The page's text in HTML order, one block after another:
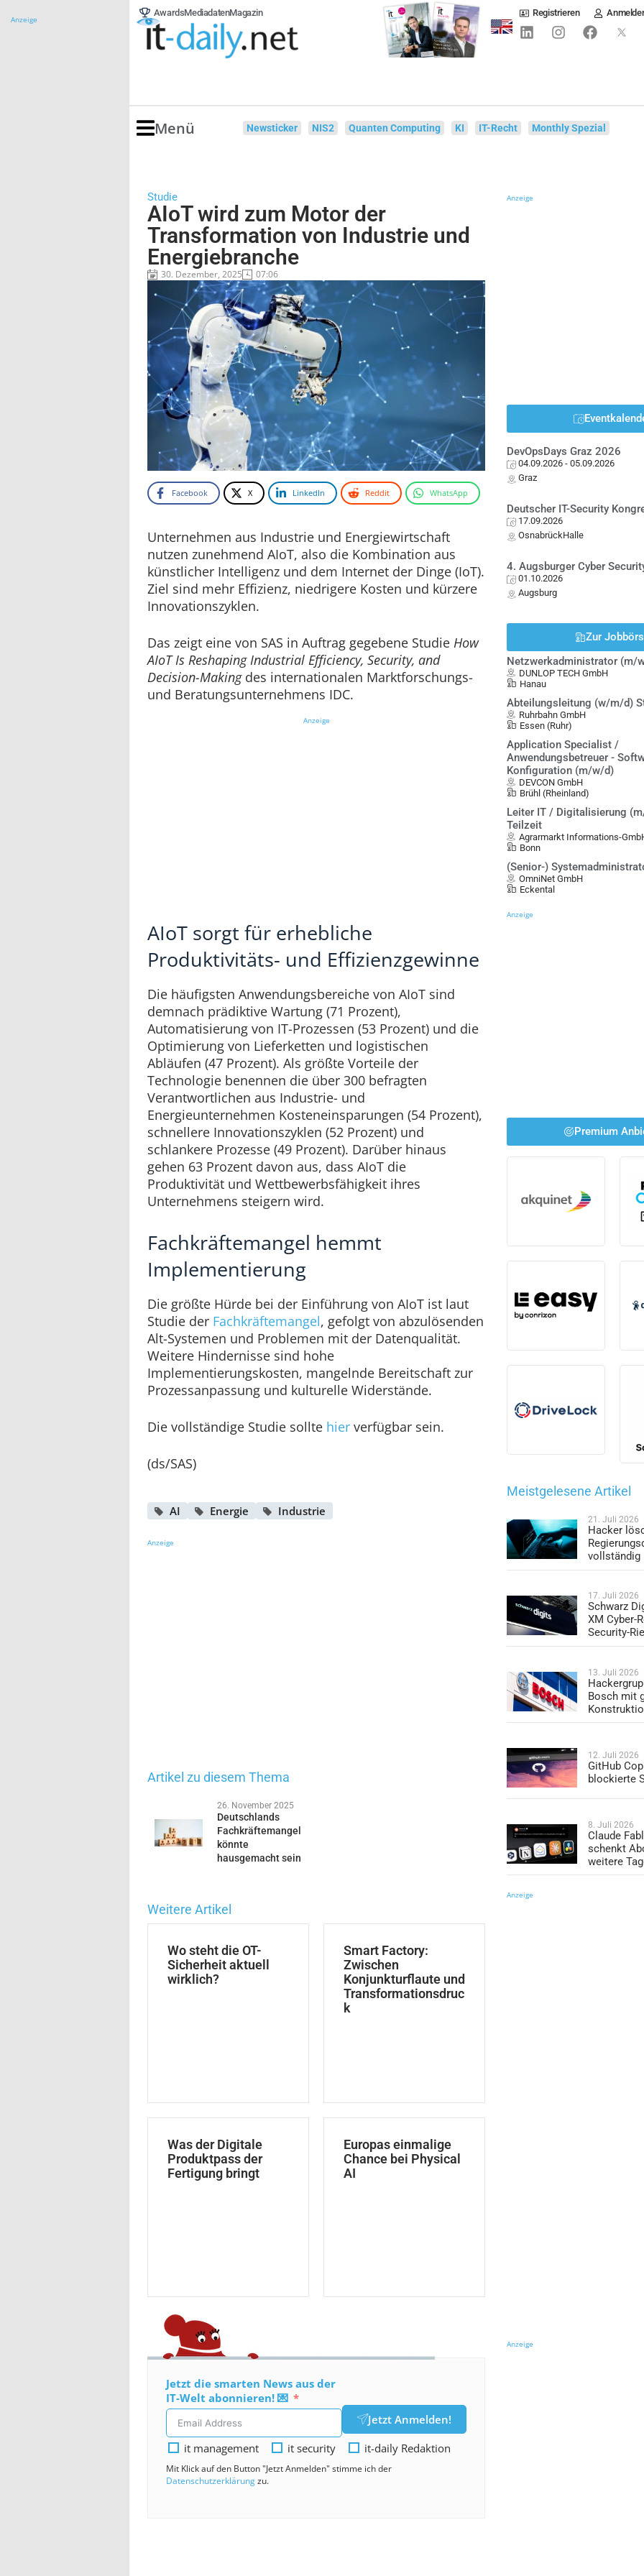
Anzeige
AwardsMediadatenMagazin Registrieren
Menü Newsticker NIS2 Quanten Computing KI IT-Recht Monthly Spezial
Studie
AIoT wird zum Motor der
Transformation von Industrie und
Energiebranche
30. Dezember, 2025 07:06
Facebook X LinkedIn Reddit WhatsApp
Unternehmen aus Industrie und Energiewirtschaft
nutzen zunehmend AIoT, also die Kombination aus
künstlicher Intelligenz und dem Internet der Dinge (IoT).
Ziel sind mehr Effizienz, niedrigere Kosten und kürzere
Innovationszyklen.
Das zeigt eine von SAS in Auftrag gegebene Studie How
AIoT Is Reshaping Industrial Efficiency, Security, and
Decision-Makingdes internationalen Marktforschungs-
und Beratungsunternehmens IDC.
Anzeige
AIoT sorgt für erhebliche
Produktivitäts- und Effizienzgewinne
Die häufigsten Anwendungsbereiche von AIoT sind
demnach prädiktive Wartung (71 Prozent),
Automatisierung von IT-Prozessen (53 Prozent) und die
Optimierung von Lieferketten und logistischen
Abläufen (47 Prozent). Als größte Vorteile der
Technologie benennen die über 300 befragten
Verantwortlichen aus Industrie- und
Energieunternehmen Kosteneinsparungen (54 Prozent),
schnellere Innovationszyklen (52 Prozent) und
schlankere Prozesse (49 Prozent). Darüber hinaus
gehen 63 Prozent davon aus, dass AIoT die
Produktivität und Wettbewerbsfähigkeit ihres
Unternehmens steigern wird.
Fachkräftemangel hemmt
Implementierung
Die größte Hürde bei der Einführung von AIoT ist laut
Studie der Fachkräftemangel, gefolgt von abzulösenden
Alt-Systemen und Problemen mit der Datenqualität.
Weitere Hindernisse sind hohe
Implementierungskosten, mangelnde Bereitschaft zur
Prozessanpassung und kulturelle Widerstände.
Die vollständige Studie sollte hier verfügbar sein.
(ds/SAS)
AI Energie Industrie
Anzeige
Artikel zu diesem Thema
26. November 2025
Deutschlands
Fachkräftemangel
könnte
hausgemacht sein
Weitere Artikel
Wo steht die OT-
Sicherheit aktuell
wirklich?
Smart Factory:
Zwischen
Konjunkturflaute und
Transformationsdruc
k
Was der Digitale
Produktpass der
Fertigung bringt
Europas einmalige
Chance bei Physical
AI
Jetzt die smarten News aus der
IT-Welt abonnieren! 💌
Jetzt Anmelden!
it management
it security it-daily Redaktion
Mit Klick auf den Button "Jetzt Anmelden" stimme ich der
Datenschutzerklärungzu.
Anzeige
DevOpsDays Graz 2026
04.09.2026 - 05.09.2026
Graz
Deutscher IT-Security
17.09.2026
OsnabrückHalle
4. Augsburger Cyber
01.10.2026
Augsburg
Zur
Netzwerkadministrator (m/
DUNLOP TECH GmbH
Hanau
Abteilungsleitung (w/m/d)
Ruhrbahn GmbH
Essen (Ruhr)
Application Specialist /
Anwendungsbetreuer -
Konfiguration (m/w/d)
DEVCON GmbH
Brühl (Rheinland)
Leiter IT / Digitalisierung
Teilzeit
Agrarmarkt Informations-
Bonn
(Senior-)
OmniNet GmbH
Eckental
Anzeige
Premium
Meistgelesene Artikel
21. Juli 2026
Hacker
vollständig
17. Juli 2026
Schwarz
XM Cyber-
Security-
13. Juli 2026
Bosch mit
12. Juli 2026
GitHub
blockierte
8. Juli 2026
Claude
schenkt
weitere
Anzeige
Anzeige